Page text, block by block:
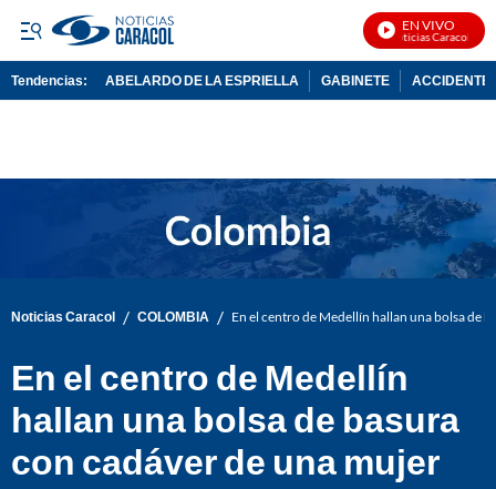
EN VIVO
Noticias Caracol En
Tendencias: ABELARDO DE LA ESPRIELLA GABINETE ACCIDENTE
Noticias Caracol / COLOMBIA / En el centro de Medellín hallan una bolsa de
En el centro de Medellín
hallan una bolsa de basura
con cadáver de una mujer